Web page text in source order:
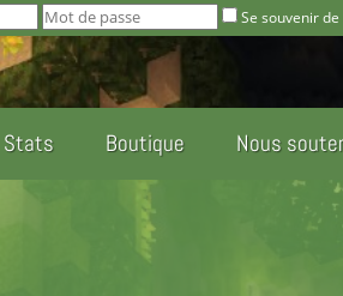
Se souvenir de
Stats Boutique Nous